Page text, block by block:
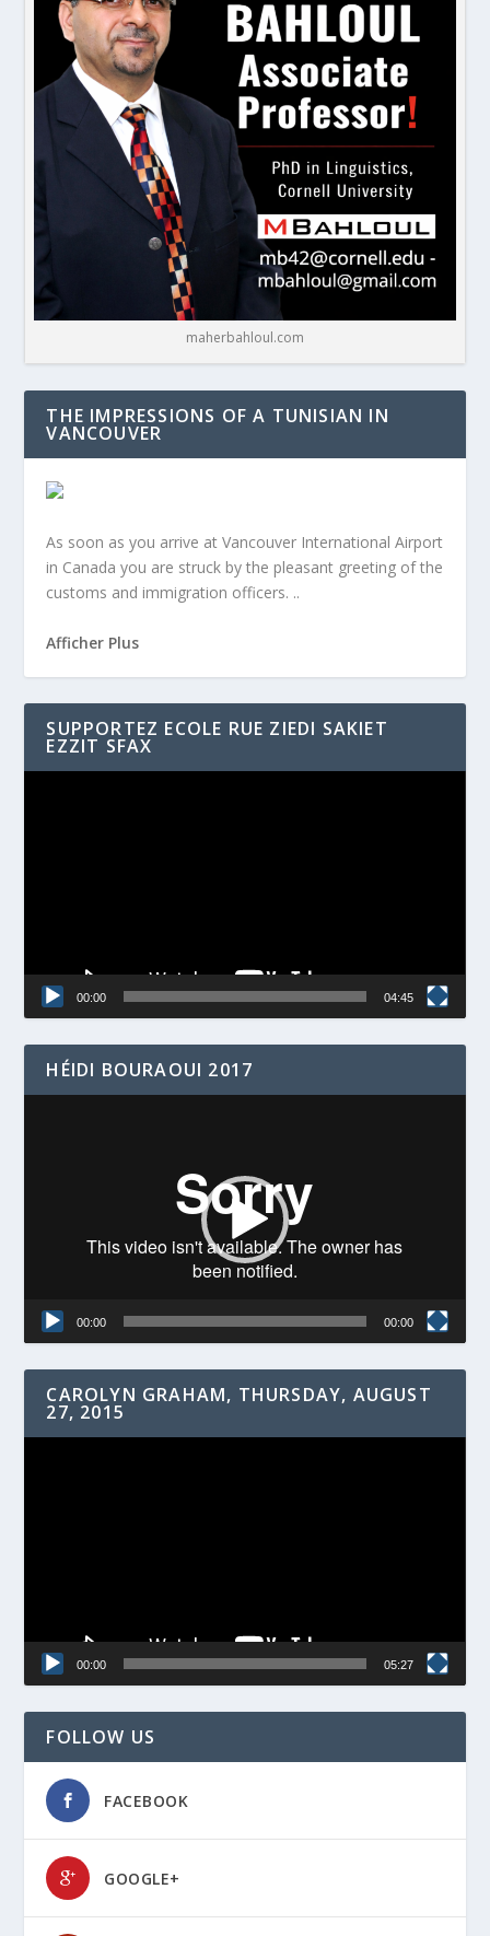
maherbahloul.com
THE IMPRESSIONS OF A TUNISIAN IN
VANCOUVER
As soon as you arrive at Vancouver International Airport
in Canada you are struck by the pleasant greeting of the
customs and immigration officers. ..
Afficher Plus
SUPPORTEZ ECOLE RUE ZIEDI SAKIET
EZZIT SFAX
00:00 04:45
HÉIDI BOURAOUI 2017
00:00 00:00
CAROLYN GRAHAM, THURSDAY, AUGUST
27, 2015
00:00 05:27
FOLLOW US
FACEBOOK
GOOGLE+